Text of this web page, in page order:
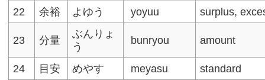
22
余裕 よゆう yoyuu surplus,
23 分量
ぶんりょ
う
bunryou amount
24 目安 めやす meyasu
standard